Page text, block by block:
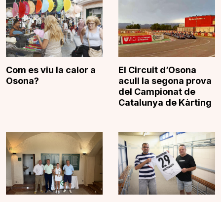
Com es viu la calor a
Osona?
El Circuit d’Osona
acull la segona prova
del Campionat de
Catalunya de Kàrting